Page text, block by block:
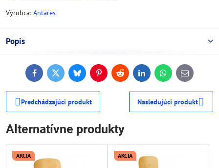
Výrobca: Antares
Popis
FacebookTwitterBlueskyPinterestReddit LinkedInWhatsApp
E-
mail
Predchádzajúci produkt Nasledujúci produkt
Alternatívne produkty
AKCIA AKCIA